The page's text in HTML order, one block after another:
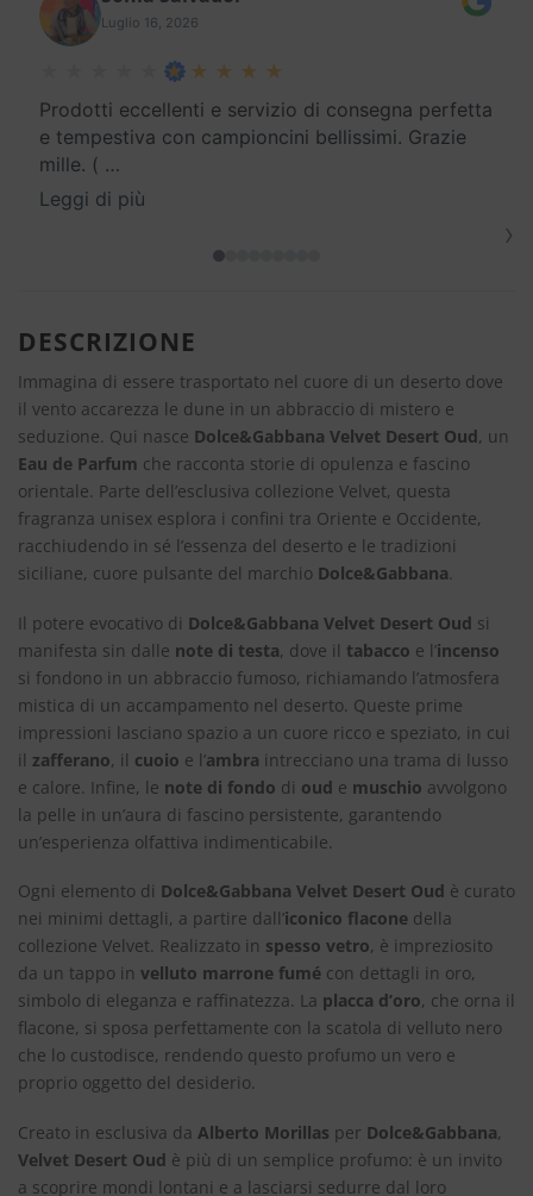
Luglio 16, 2026
Prodotti eccellenti e servizio di consegna perfetta
e tempestiva con campioncini bellissimi. Grazie
mille. ( …
Leggi di più
›
DESCRIZIONE
Immagina di essere trasportato nel cuore di un deserto dove
il vento accarezza le dune in un abbraccio di mistero e
seduzione. Qui nasce Dolce&Gabbana Velvet Desert Oud, un
Eau de Parfum che racconta storie di opulenza e fascino
orientale. Parte dell’esclusiva collezione Velvet, questa
fragranza unisex esplora i confini tra Oriente e Occidente,
racchiudendo in sé l’essenza del deserto e le tradizioni
siciliane, cuore pulsante del marchio Dolce&Gabbana.
Il potere evocativo di Dolce&Gabbana Velvet Desert Oud si
manifesta sin dalle note di testa, dove il tabacco e l’incenso
si fondono in un abbraccio fumoso, richiamando l’atmosfera
mistica di un accampamento nel deserto. Queste prime
impressioni lasciano spazio a un cuore ricco e speziato, in cui
il zafferano, il cuoio e l’ambra intrecciano una trama di lusso
e calore. Infine, le note di fondo di oud e muschio avvolgono
la pelle in un’aura di fascino persistente, garantendo
un’esperienza olfattiva indimenticabile.
Ogni elemento di Dolce&Gabbana Velvet Desert Oud è curato
nei minimi dettagli, a partire dall’iconico flacone della
collezione Velvet. Realizzato in spesso vetro, è impreziosito
da un tappo in velluto marrone fumé con dettagli in oro,
simbolo di eleganza e raffinatezza. La placca d’oro, che orna il
flacone, si sposa perfettamente con la scatola di velluto nero
che lo custodisce, rendendo questo profumo un vero e
proprio oggetto del desiderio.
Creato in esclusiva da Alberto Morillas per Dolce&Gabbana,
Velvet Desert Oud è più di un semplice profumo: è un invito
a scoprire mondi lontani e a lasciarsi sedurre dal loro